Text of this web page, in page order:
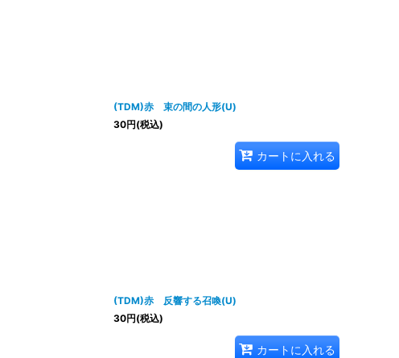
(TDM)赤 束の間の人形(U)
30円(税込)
カートに入れる
(TDM)赤 反響する召喚(U)
30円(税込)
カートに入れる